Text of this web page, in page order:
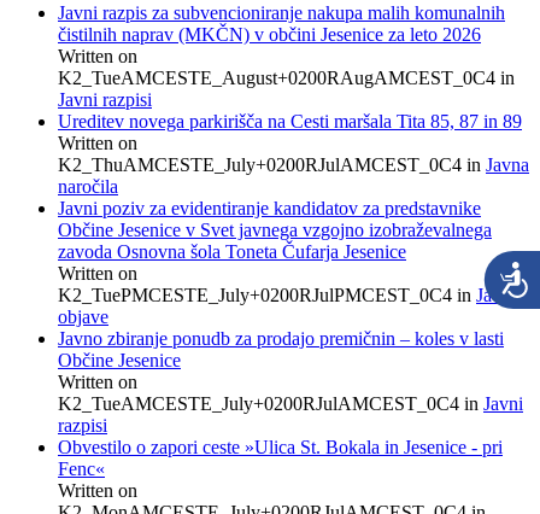
Javni razpis za subvencioniranje nakupa malih komunalnih
čistilnih naprav (MKČN) v občini Jesenice za leto 2026
Written on
K2_TueAMCESTE_August+0200RAugAMCEST_0C4 in
Javni razpisi
Ureditev novega parkirišča na Cesti maršala Tita 85, 87 in 89
Written on
K2_ThuAMCESTE_July+0200RJulAMCEST_0C4 in Javna
naročila
Javni poziv za evidentiranje kandidatov za predstavnike
Občine Jesenice v Svet javnega vzgojno izobraževalnega
zavoda Osnovna šola Toneta Čufarja Jesenice
Written on
K2_TuePMCESTE_July+0200RJulPMCEST_0C4 in Javne
objave
Javno zbiranje ponudb za prodajo premičnin – koles v lasti
Občine Jesenice
Written on
K2_TueAMCESTE_July+0200RJulAMCEST_0C4 in Javni
razpisi
Obvestilo o zapori ceste »Ulica St. Bokala in Jesenice - pri
Fenc«
Written on